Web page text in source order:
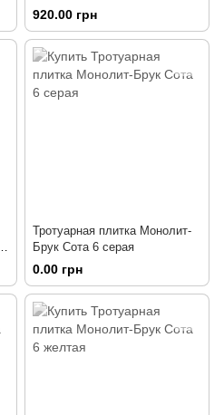
желтая.
920.00 грн
Тротуарная плитка Монолит-
Брук Сота 6 серая
0.00 грн